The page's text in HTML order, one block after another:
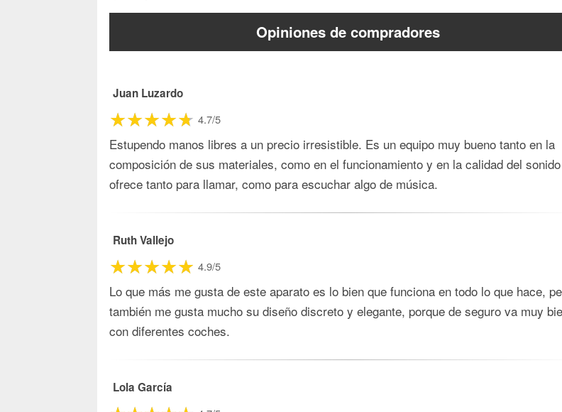
Opiniones de compradores
Juan Luzardo
4.7/5
Estupendo manos libres a un precio irresistible. Es un equipo muy bueno tanto en la
composición de sus materiales, como en el funcionamiento y en la calidad del
ofrece tanto para llamar, como para escuchar algo de música.
Ruth Vallejo
4.9/5
Lo que más me gusta de este aparato es lo bien que funciona en todo lo que hace,
también me gusta mucho su diseño discreto y elegante, porque de seguro va muy
con diferentes coches.
Lola García